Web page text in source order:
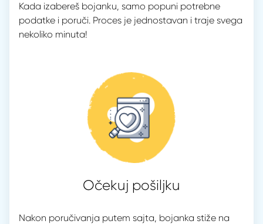
Kada izabereš bojanku, samo popuni potrebne
podatke i poruči. Proces je jednostavan i traje svega
nekoliko minuta!
Očekuj pošiljku
Nakon poručivanja putem sajta, bojanka stiže na